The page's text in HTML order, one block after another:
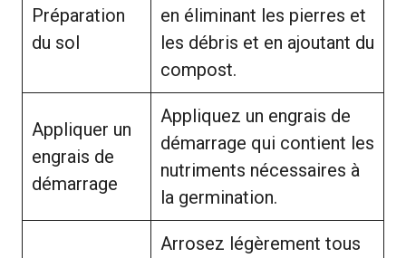
Préparation
du sol
en éliminant les pierres et
les débris et en ajoutant du
compost.
Appliquer un
engrais de
démarrage
Appliquez un engrais de
démarrage qui contient les
nutriments nécessaires à
la germination.
Arrosez légèrement tous